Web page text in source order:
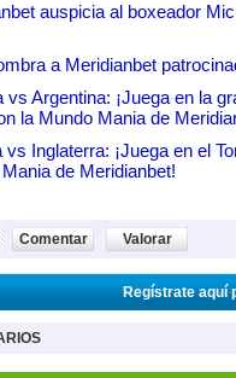
auspicia al boxeador
a Meridianbet
vs Argentina: ¡Juega en la
la Mundo Mania de
vs Inglaterra: ¡Juega en el
de Meridianbet!
Comentar Valorar
Regístrate aquí